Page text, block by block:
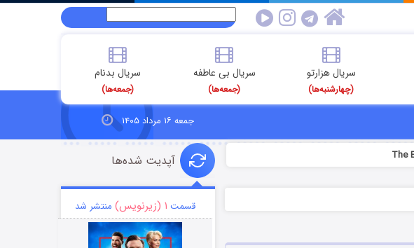
سریال هزارتو
(چهارشنبه‌ها)
سریال بی عاطفه
(جمعه‌ها)
سریال بدنام
(جمعه‌ها)
جمعه ۱۶ مرداد ۱۴۰۵
آپدیت شده‌ها
قسمت ۱ (زیرنویس) منتشر شد